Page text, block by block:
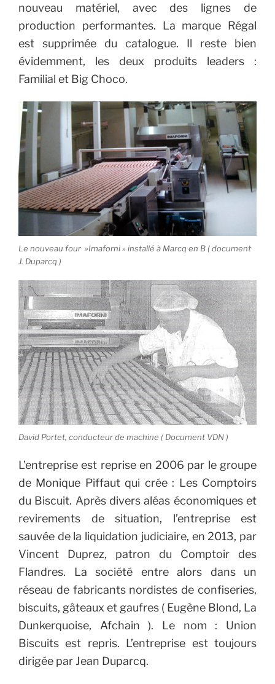
nouveau matériel, avec des lignes de
production performantes. La marque Régal
est supprimée du catalogue. Il reste bien
évidemment, les deux produits leaders :
Familial et Big Choco.
Le nouveau four »Imaforni » installé à Marcq en B ( document
J. Duparcq )
David Portet, conducteur de machine ( Document VDN )
L’entreprise est reprise en 2006 par le groupe
de Monique Piffaut qui crée : Les Comptoirs
du Biscuit. Après divers aléas économiques et
revirements de situation, l’entreprise est
sauvée de la liquidation judiciaire, en 2013, par
Vincent Duprez, patron du Comptoir des
Flandres. La société entre alors dans un
réseau de fabricants nordistes de confiseries,
biscuits, gâteaux et gaufres ( Eugène Blond, La
Dunkerquoise, Afchain ). Le nom : Union
Biscuits est repris. L’entreprise est toujours
dirigée par Jean Duparcq.